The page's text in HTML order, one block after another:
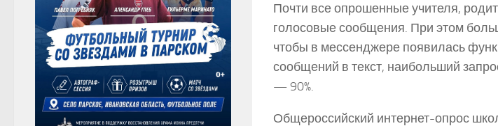
Почти все опрошенные учителя,
голосовые сообщения. При этом
чтобы в мессенджере появилась
сообщений в текст, наибольший
— 90%.
Общероссийский интернет-опрос